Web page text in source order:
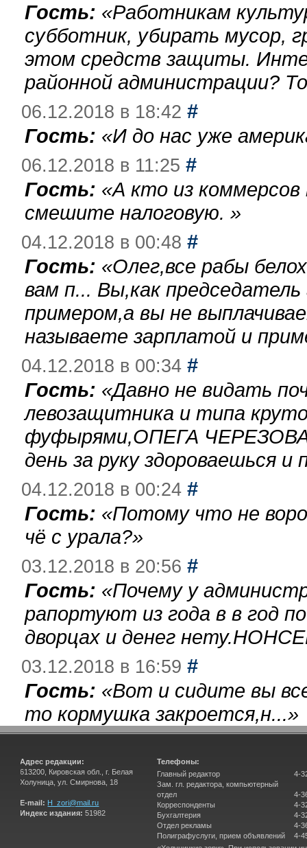
Гость: «Работникам
субботник, убирать мусор,
этом средств защиты.
районной администрации?
06.12.2018 в 18:42 #
Гость: «И до нас уже
06.12.2018 в 11:25 #
Гость: «А кто из
смешите налоговую. »
04.12.2018 в 00:48 #
Гость: «Олег,все рабы
вам п... Вы,как
примером,а вы не
называете зарплатой и
04.12.2018 в 00:34 #
Гость: «Давно не видать
левозащитника и типа
фуфырями,ОПЕГА
день за руку здороваешься
04.12.2018 в 00:24 #
Гость: «Потому что не
чё с урала?»
03.12.2018 в 20:56 #
Гость: «Почему у
рапортуют из года в в год
дворцах и денег
03.12.2018 в 16:59 #
Гость: «Вот и сидите вы
то кормушка закроется,н...»
Адрес редакции:
613200, Кировская обл., г. Белая
Холуница, ул. Смирнова, 18
E-mail: H_zori@mail.ru
Индекс издания: 51982
Телефоны:
Главный редактор
Зам. гл. редактора, компьютерный
отдел
Корреспонденты
Бухгалтерия
Отдел рекламы
Полиграфуслуги, прием объявлений
4-
4-
4-
4-
4-
4-